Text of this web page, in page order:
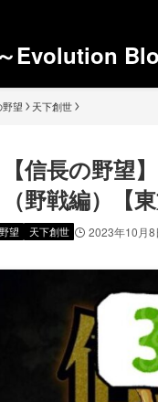
Evolution
野望 天下創世
【信長の野望
（野戦編）【
望 天下創世 2023年10月8